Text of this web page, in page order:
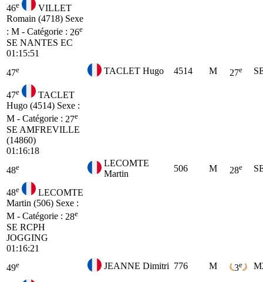
46e
VILLET
Romain (4718) Sexe
: M - Catégorie : 26e
SE NANTES EC
01:15:51
47e TACLET Hugo 4514 M 27e
47e
TACLET
Hugo (4514) Sexe :
M - Catégorie : 27e
SE AMFREVILLE
(14860)
01:16:18
48e
LECOMTE
Martin
506 M 28e
48e
LECOMTE
Martin (506) Sexe :
M - Catégorie : 28e
SE RCPH
JOGGING
01:16:21
49e JEANNE Dimitri 776 M 3e